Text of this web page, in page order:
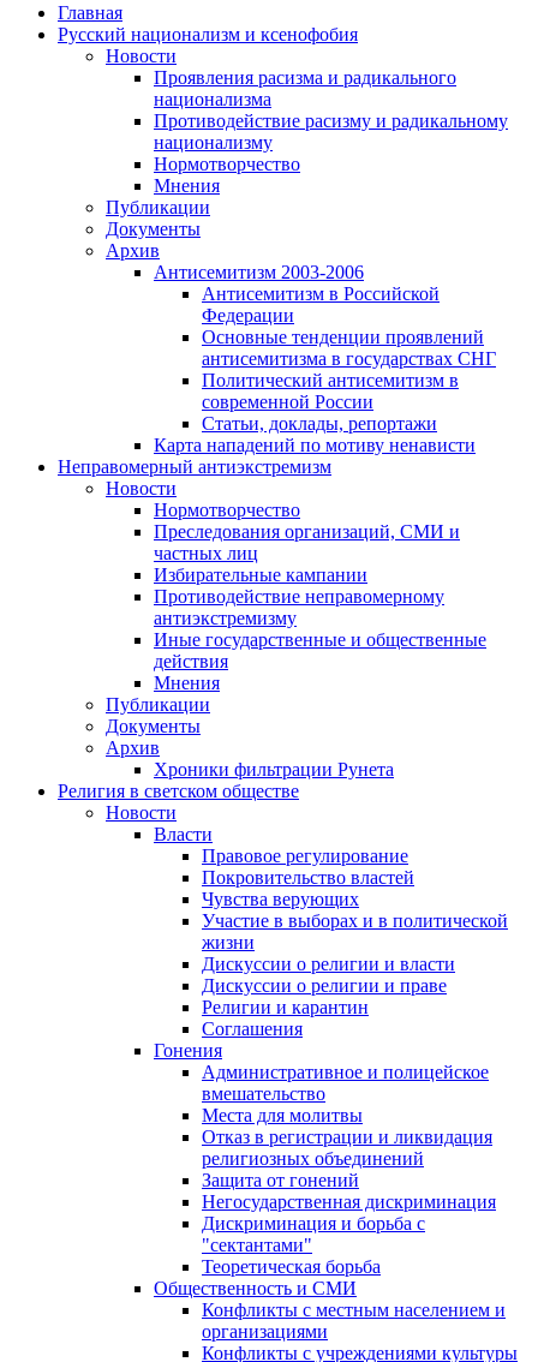
Главная
Русский национализм и ксенофобия
Новости
Проявления расизма и радикального
национализма
Противодействие расизму и радикальному
национализму
Нормотворчество
Мнения
Публикации
Документы
Архив
Антисемитизм 2003-2006
Антисемитизм в Российской
Федерации
Основные тенденции проявлений
антисемитизма в государствах СНГ
Политический антисемитизм в
современной России
Статьи, доклады, репортажи
Карта нападений по мотиву ненависти
Неправомерный антиэкстремизм
Новости
Нормотворчество
Преследования организаций, СМИ и
частных лиц
Избирательные кампании
Противодействие неправомерному
антиэкстремизму
Иные государственные и общественные
действия
Мнения
Публикации
Документы
Архив
Хроники фильтрации Рунета
Религия в светском обществе
Новости
Власти
Правовое регулирование
Покровительство властей
Чувства верующих
Участие в выборах и в политической
жизни
Дискуссии о религии и власти
Дискуссии о религии и праве
Религии и карантин
Соглашения
Гонения
Административное и полицейское
вмешательство
Места для молитвы
Отказ в регистрации и ликвидация
религиозных объединений
Защита от гонений
Негосударственная дискриминация
Дискриминация и борьба с
"сектантами"
Теоретическая борьба
Общественность и СМИ
Конфликты с местным населением и
организациями
Конфликты с учреждениями культуры